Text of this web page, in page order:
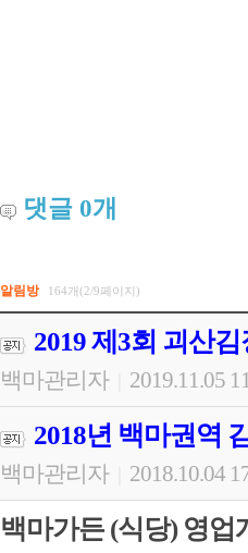
댓글 0개
알림방 164개(2/9페이지)
2019 제3회 괴산
백마관리자 2019.11.05
2018년 백마권역
백마관리자 2018.10.04
백마가든 (식당) 영업